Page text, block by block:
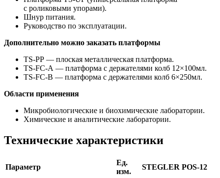
с роликовыми упорами).
Шнур питания.
Руководство по эксплуатации.
Дополнительно можно заказать платформы
TS-PP — плоская металлическая платформа.
TS-FC-A — платформа с держателями колб 12×100мл.
TS-FC-B — платформа с держателями колб 6×250мл.
Области применения
Микробиологические и биохимические лаборатории.
Химические и аналитические лаборатории.
Технические характеристики
Параметр
Ед.
изм.
STEGLER POS-12